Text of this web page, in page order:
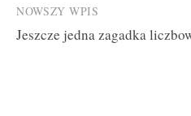
NOWSZY WPIS
Jeszcze jedna zagadka